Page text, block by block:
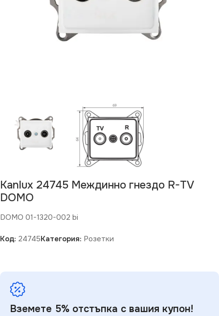
Kanlux 24745 Междинно гнездо R-TV
DOMO
DOMO 01-1320-002 bi
Код: 24745Категория: Розетки
Вземете 5% отстъпка с вашия купон!